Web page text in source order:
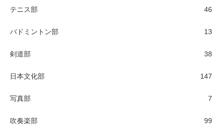
テニス部 46
バドミントン部 13
剣道部 38
日本文化部 147
写真部 7
吹奏楽部 99